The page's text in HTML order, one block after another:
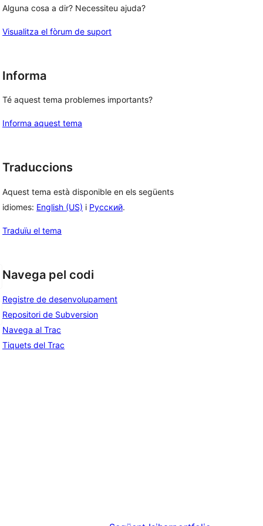
Alguna cosa a dir? Necessiteu ajuda?
Visualitza el fòrum de suport
Informa
Té aquest tema problemes importants?
Informa aquest tema
Traduccions
Aquest tema està disponible en els següents
idiomes: English (US) i Русский.
Traduïu el tema
Navega pel codi
Registre de desenvolupament
Repositori de Subversion
Navega al Trac
Tiquets del Trac